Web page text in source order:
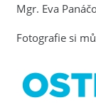
Mgr. Eva
Fotografie si